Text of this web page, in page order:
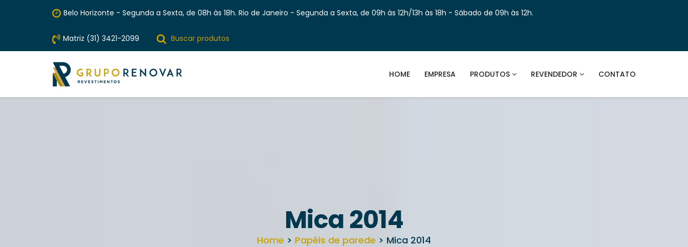
Belo Horizonte - Segunda a Sexta, de 08h às 18h. Rio de Janeiro - Segunda a Sexta, de 09h às 12h/13h às 18h - Sábado de 09h às 12h.
Matriz (31) 3421-2099 Buscar produtos
HOME EMPRESA PRODUTOS REVENDEDOR CONTATO
Mica 2014
Home > Papéis de parede > Mica 2014